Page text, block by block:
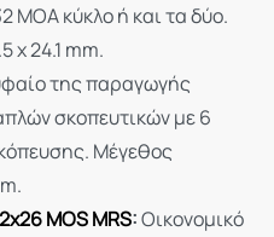
MOA κύκλο ή και τα δύο.
x 24.1 mm.
της παραγωγής
σκοπευτικών με 6
Μέγεθος
MOS MRS:Οικονομικό